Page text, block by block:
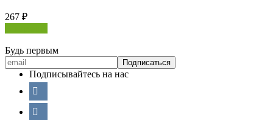
267 ₽
Будь первым
Подписывайтесь на нас